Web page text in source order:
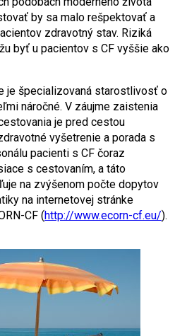
by sa malo rešpektovať a
zdravotný stav. Riziká
byť u pacientov s CF vyššie ako
je špecializovaná starostlivosť o
náročné. V záujme zaistenia
je pred cestou
vyšetrenie a porada s
pacienti s CF čoraz
s cestovaním, a táto
na zvýšenom počte dopytov
na internetovej stránke
CF (http://www.ecorn-cf.eu/).